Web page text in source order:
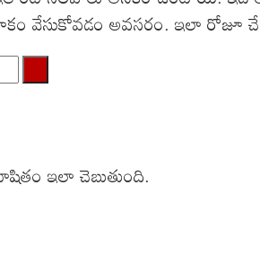
వేసుకోవడం అవసరం. ఇలా రోజూ
ఇలా చెబుతుంది.